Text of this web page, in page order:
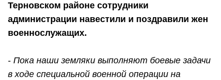
Терновском районе сотрудники
администрации навестили и поздравили жен
военнослужащих.
- Пока наши земляки выполняют боевые задачи
в ходе специальной военной операции на